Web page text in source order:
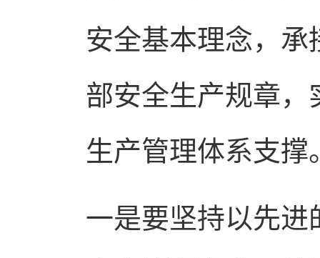
安全基本理念，
部安全生产规章
生产管理体系支撑
一是要坚持以先进